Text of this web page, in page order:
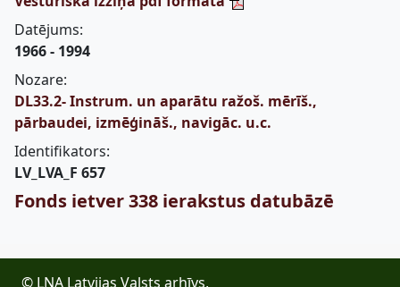
Datējums:
1966 - 1994
Nozare:
DL33.2- Instrum. un aparātu ražoš. mērīš.,
pārbaudei, izmēģināš., navigāc. u.c.
Identifikators:
LV_LVA_F 657
Fonds ietver 338 ierakstus datubāzē
© LNA Latvijas Valsts arhīvs,